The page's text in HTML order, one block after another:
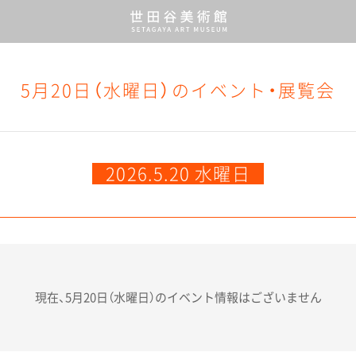
5月20日（水曜日）の イベント・展覧会
2026.5.20 水曜日
現在、5月20日（水曜日）のイベント情報はございません